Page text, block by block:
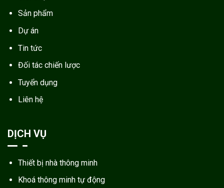
Sản phẩm
Dự án
Tin tức
Đối tác chiến lược
Tuyển dụng
Liên hệ
DỊCH VỤ
Thiết bị nhà thông minh
Khoá thông minh tự động